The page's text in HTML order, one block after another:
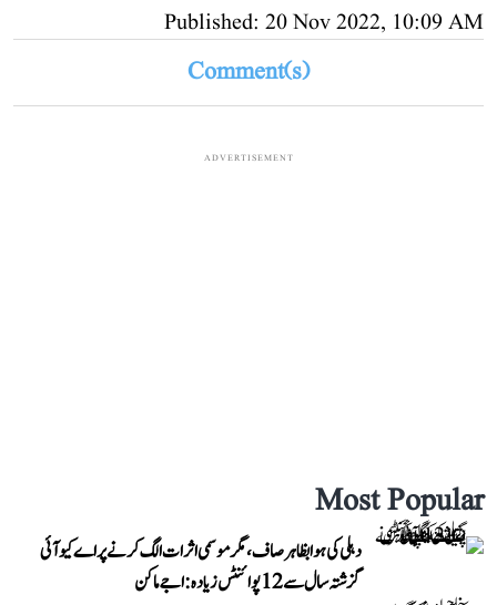
Published: 20 Nov 2022, 10:09 AM
Comment(s)
ADVERTISEMENT
Most Popular
دہلی کی ہوا بظاہر صاف، مگر موسمی اثرات الگ کرنے پر اے کیو آئی
گزشتہ سال سے 12 پوائنٹس زیادہ: اجے ماکن